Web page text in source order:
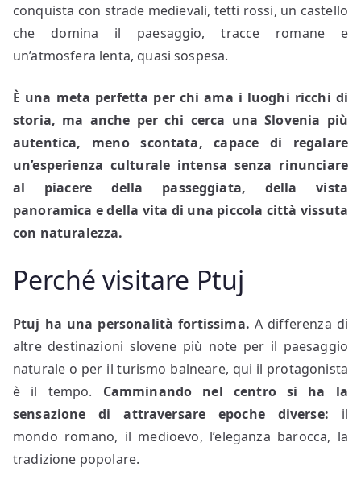
conquista con strade medievali, tetti rossi, un castello
che domina il paesaggio, tracce romane e
un’atmosfera lenta, quasi sospesa.
È una meta perfetta per chi ama i luoghi ricchi di
storia, ma anche per chi cerca una Slovenia più
autentica, meno scontata, capace di regalare
un’esperienza culturale intensa senza rinunciare
al piacere della passeggiata, della vista
panoramica e della vita di una piccola città vissuta
con naturalezza.
Perché visitare Ptuj
Ptuj ha una personalità fortissima. A differenza di
altre destinazioni slovene più note per il paesaggio
naturale o per il turismo balneare, qui il protagonista
è il tempo. Camminando nel centro si ha la
sensazione di attraversare epoche diverse: il
mondo romano, il medioevo, l’eleganza barocca, la
tradizione popolare.